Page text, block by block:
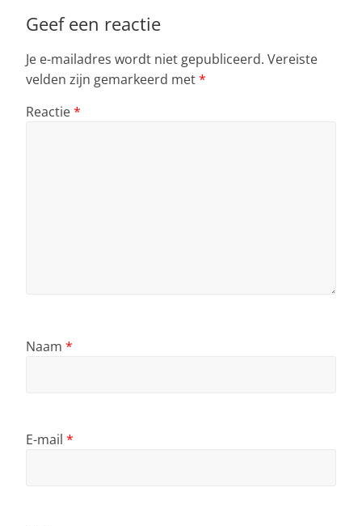
Geef een reactie
Je e-mailadres wordt niet gepubliceerd. Vereiste
velden zijn gemarkeerd met*
Reactie*
Naam *
E-mail *